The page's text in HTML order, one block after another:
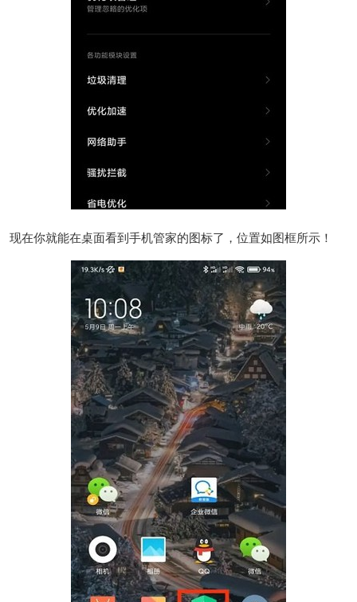
现在你就能在桌面看到手机管家的图标了，位置如图框所示！